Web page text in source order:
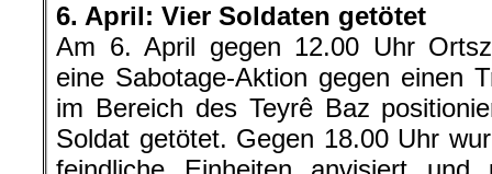
6. April: Vier Soldaten getötet
Am 6. April gegen 12.00 Uhr
eine Sabotage-Aktion gegen einen
im Bereich des Teyrê Baz
Soldat getötet. Gegen 18.00 Uhr